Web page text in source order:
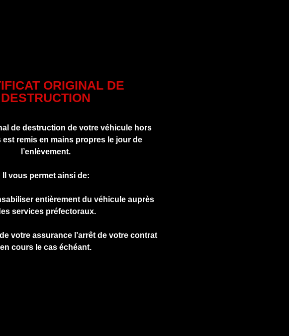
ORIGINAL DE
DESTRUCTION
de destruction de votre véhicule hors
est remis en mains propres le jour de
l’enlèvement.
Il vous permet ainsi de:
entièrement du véhicule auprès
services préfectoraux.
votre assurance l’arrêt de votre contrat
en cours le cas échéant.